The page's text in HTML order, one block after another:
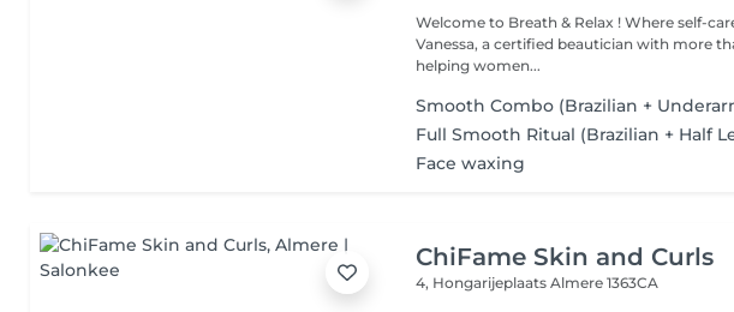
Welcome to Breath & Relax ! Where self-care meets expertise. I'm
Vanessa, a certified beautician with more
helping women...
Smooth Combo (Brazilian +
Full Smooth Ritual (Brazilian + Half
Face waxing
ChiFame Skin and Curls
4, HongarijeplaatsAlmere 1363CA